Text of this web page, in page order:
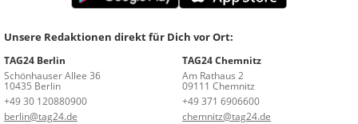
Unsere Redaktionen direkt für Dich vor Ort:
TAG24 Berlin
Schönhauser Allee 36
10435 Berlin
+49 30 120880900
berlin@tag24.de
TAG24 Chemnitz
Am Rathaus 2
09111 Chemnitz
+49 371 6906600
chemnitz@tag24.de